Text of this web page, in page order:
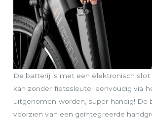
De batterij is met een elektronisch slot
kan zonder fietssleutel eenvoudig via
uitgenomen worden, super handig! De
voorzien van een geïntegreerde